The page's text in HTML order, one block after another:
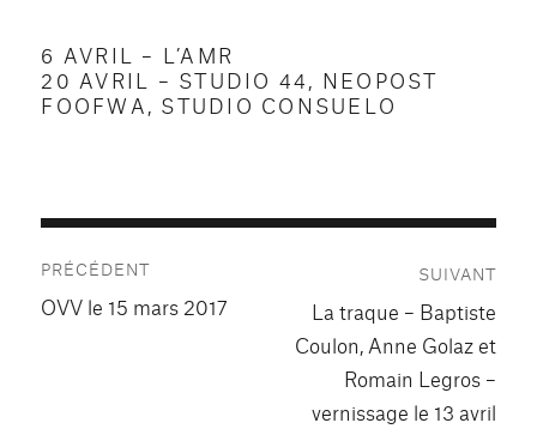
6 AVRIL – L’AMR
20 AVRIL – STUDIO 44, NEOPOST
FOOFWA, STUDIO CONSUELO
de
PRÉCÉDENT
Publication
OVV le 15 mars 2017
SUIVANT
Publication
suivante :
La traque – Baptiste
Coulon, Anne Golaz et
Romain Legros –
vernissage le 13 avril